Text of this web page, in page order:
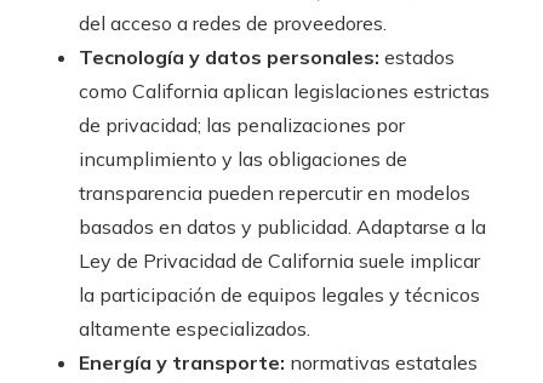
del acceso a redes de proveedores.
Tecnología y datos personales: estados
como California aplican legislaciones estrictas
de privacidad; las penalizaciones por
incumplimiento y las obligaciones de
transparencia pueden repercutir en modelos
basados en datos y publicidad. Adaptarse a la
Ley de Privacidad de California suele implicar
la participación de equipos legales y técnicos
altamente especializados.
Energía y transporte: normativas estatales